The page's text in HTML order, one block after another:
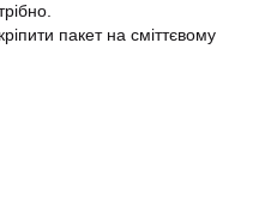
пакет на сміттєвому